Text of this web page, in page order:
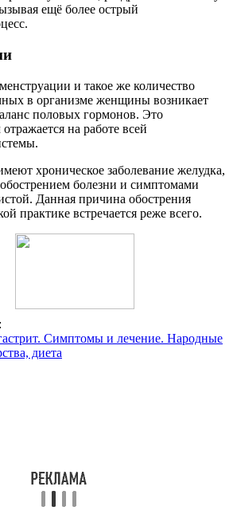
ещё более острый
и такое же количество
в организме женщины возникает
половых гормонов. Это
на работе всей
хроническое заболевание желудка,
болезни и симптомами
Данная причина обострения
практике встречается реже всего.
Симптомы и лечение. Народные
диета